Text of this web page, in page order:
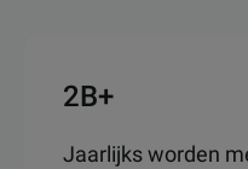
2B+
Jaarlijks worden